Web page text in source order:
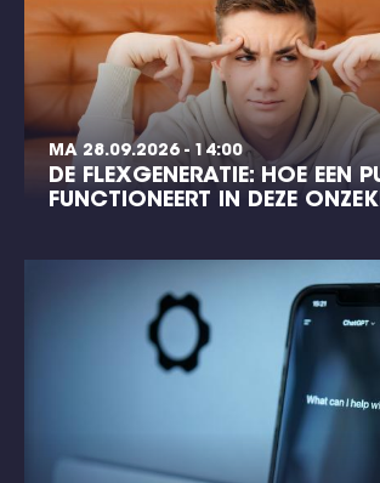
MA 28.09.2026 - 14:00
DE FLEXGENERATIE: HOE EEN
FUNCTIONEERT IN DEZE